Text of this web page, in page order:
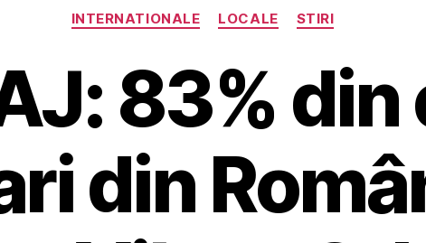
Categories
INTERNATIONALE LOCALE STIRI
83%
din